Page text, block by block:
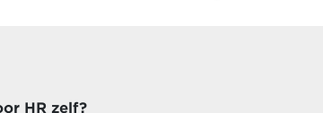
HR zelf?